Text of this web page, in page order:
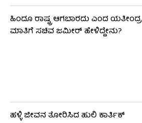
ಹಿಂದೂ ರಾಷ್ಟ್ರ ಆಗಬಾರದು ಎಂದ ಯತೀಂದ್ರ
ಮಾತಿಗೆ ಸಚಿವ ಜಮೀರ್ ಹೇಳಿದ್ದೇನು?
ಹಳ್ಳಿ ಜೀವನ ತೋರಿಸಿದ ಹುಲಿ ಕಾರ್ತಿಕ್